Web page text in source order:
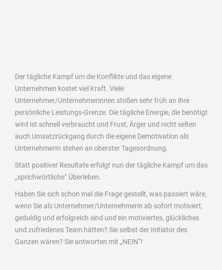
Der tägliche Kampf um die Konflikte und das eigene
Unternehmen kostet viel Kraft. Viele
Unternehmer/Unternehmerinnen stoßen sehr früh an ihre
persönliche Leistungs-Grenze. Die tägliche Energie, die benötigt
wird ist schnell verbraucht und Frust, Ärger und nicht selten
auch Umsatzrückgang durch die eigene Demotivation als
UnternehmerIn stehen an oberster Tagesordnung.
Statt positiver Resultate erfolgt nun der tägliche Kampf um das
„sprichwörtliche“ Überleben.
Haben Sie sich schon mal die Frage gestellt, was passiert wäre,
wenn Sie als Unternehmer/Unternehmerin ab sofort motiviert,
geduldig und erfolgreich sind und ein motiviertes, glückliches
und zufriedenes Team hätten? Sie selbst der Initiator des
Ganzen wären? Sie antworten mit „NEIN“!